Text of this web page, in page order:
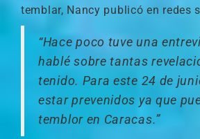
temblar, Nancy publicó en redes
“Hace poco tuve una
hablé sobre tantas
tenido. Para este 24 de
estar prevenidos ya que
temblor en Caracas.”